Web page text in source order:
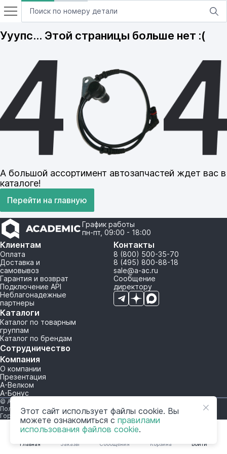
Главная Войти
Заказы Сообщения Корзина
Ууупс… Этой страницы больше нет :(
А большой ассортимент автозапчастей ждет вас в
каталоге!
Перейти на главную
График работы
пн-пт, 09:00 - 18:00
Клиентам
Оплата
Доставка и
самовывоз
Гарантия и возврат
Подключение API
Неблагонадежные
партнеры
Каталоги
Каталог по товарным
группам
Каталог по брендам
Сотрудничество
Компания
О компании
Презентация
А-Велком
А-Бонус
Контакты
8 (800) 500-35-70
8 (495) 800-88-18
sale@a-ac.ru
Сообщение
директору
© A-AC.RU 2015-2026. Все права защищены.
Политика обработки персональных данных
Горячая линия корпоративного регулирования и контроля
Этот сайт использует файлы cookie. Вы
можете ознакомиться с правилами
использования файлов cookie.